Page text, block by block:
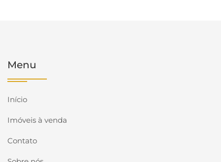
Menu
Início
Imóveis à venda
Contato